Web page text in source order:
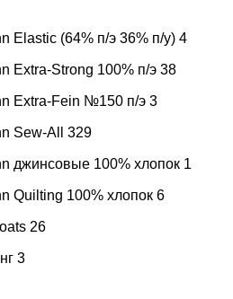
Elastic (64% п/э 36% п/у) 4
Extra-Strong 100% п/э 38
Extra-Fein №150 п/э 3
Sew-All 329
джинсовые 100% хлопок 1
Quilting 100% хлопок 6
26
3